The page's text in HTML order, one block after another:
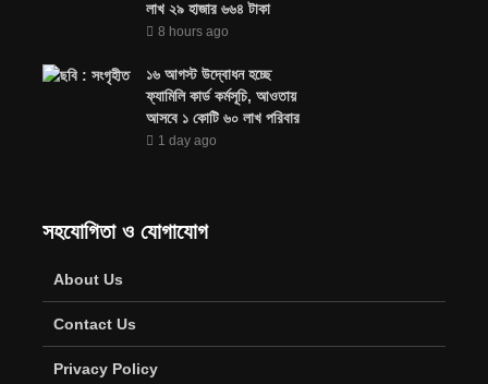
লাখ ২৯ হাজার ৬৬৪ টাকা
8 hours ago
১৬ আগস্ট উদ্বোধন হচ্ছে
ফ্যামিলি কার্ড কর্মসূচি, আওতায়
আসবে ১ কোটি ৬০ লাখ পরিবার
1 day ago
সহযোগিতা ও যোগাযোগ
About Us
Contact Us
Privacy Policy